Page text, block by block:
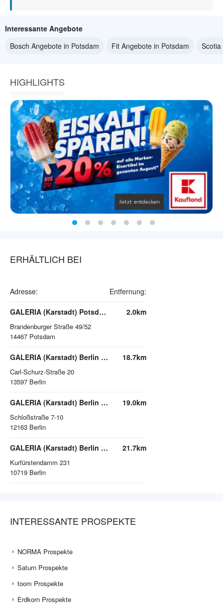
Interessante Angebote
Bosch Angebote in Potsdam
Fit Angebote in Potsdam
HIGHLIGHTS
ERHÄLTLICH BEI
Adresse: Entfernung:
GALERIA (Karstadt) Potsdam -Stadtpalais-
Brandenburger Straße 49/52
14467 Potsdam
2.0km
GALERIA (Karstadt) Berlin Spandau
Carl-Schurz-Straße 20
13597 Berlin
18.7km
GALERIA (Karstadt) Berlin Steglitz Schloßstraße
Schloßstraße 7-10
12163 Berlin
19.0km
GALERIA (Karstadt) Berlin Kurfürstendamm
Kurfürstendamm 231
10719 Berlin
21.7km
INTERESSANTE PROSPEKTE
NORMA Prospekte
Saturn Prospekte
toom Prospekte
Erdkorn Prospekte